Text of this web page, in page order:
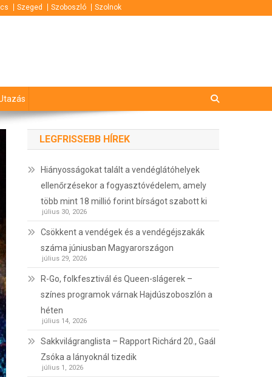
Szeged Szoboszló Szolnok
LEGFRISSEBB HÍREK
Hiányosságokat talált a vendéglátóhelyek
ellenőrzésekor a fogyasztóvédelem, amely
több mint 18 millió forint bírságot szabott ki
július 30, 2026
Csökkent a vendégek és a vendégéjszakák
száma júniusban Magyarországon
július 29, 2026
R-Go, folkfesztivál és Queen-slágerek –
színes programok várnak Hajdúszoboszlón a
héten
július 14, 2026
Sakkvilágranglista – Rapport Richárd 20., Gaál
Zsóka a lányoknál tizedik
július 1, 2026